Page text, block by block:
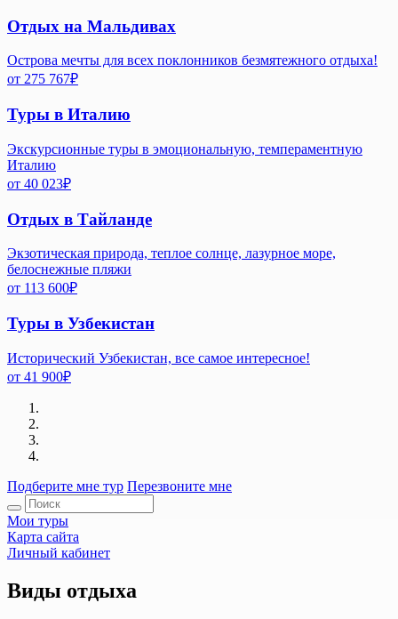
Отдых на Мальдивах
Острова мечты для всех поклонников безмятежного отдыха!
от 275 767₽
Туры в Италию
Экскурсионные туры в эмоциональную, темпераментную
Италию
от 40 023₽
Отдых в Тайланде
Экзотическая природа, теплое солнце, лазурное море,
белоснежные пляжи
от 113 600₽
Туры в Узбекистан
Исторический Узбекистан, все самое интересное!
от 41 900₽
Подберите мне тур Перезвоните мне
Мои туры
Карта сайта
Личный кабинет
Виды отдыха